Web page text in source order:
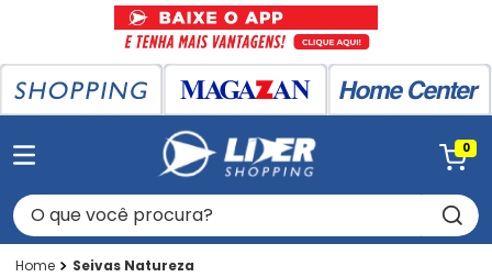
0
O que você procura?
Seivas Natureza